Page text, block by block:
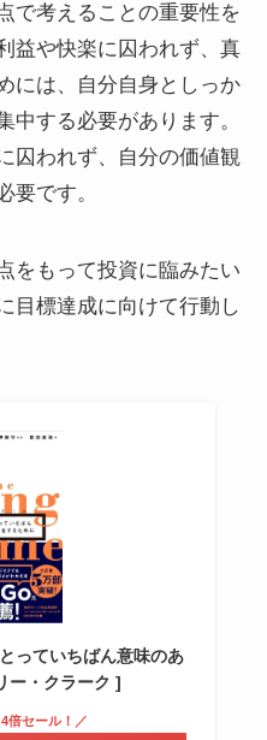
で考えることの重要性を
益や快楽に囚われず、真
には、自分自身としっか
中する必要があります。
囚われず、自分の価値観
要です。
をもって投資に臨みたい
目標達成に向けて行動し
っていちばん意味のあ
ー・クラーク ]
倍セール！／